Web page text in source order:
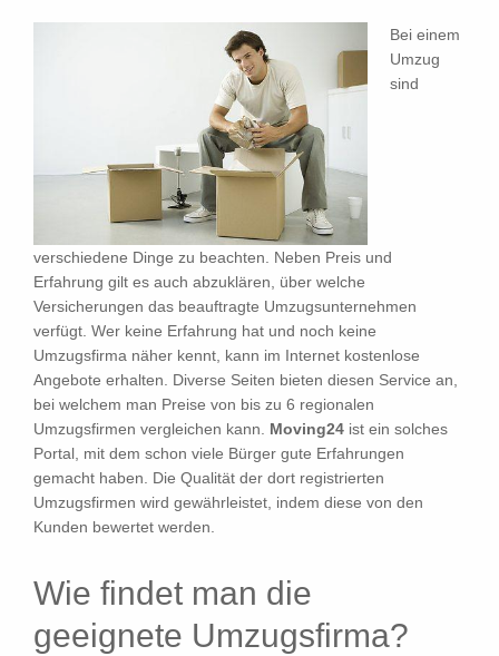
Bei einem
Umzug
sind
verschiedene Dinge zu beachten. Neben Preis und
Erfahrung gilt es auch abzuklären, über welche
Versicherungen das beauftragte Umzugsunternehmen
verfügt. Wer keine Erfahrung hat und noch keine
Umzugsfirma näher kennt, kann im Internet kostenlose
Angebote erhalten. Diverse Seiten bieten diesen Service an,
bei welchem man Preise von bis zu 6 regionalen
Umzugsfirmen vergleichen kann. Moving24 ist ein solches
Portal, mit dem schon viele Bürger gute Erfahrungen
gemacht haben. Die Qualität der dort registrierten
Umzugsfirmen wird gewährleistet, indem diese von den
Kunden bewertet werden.
Wie findet man die
geeignete Umzugsfirma?